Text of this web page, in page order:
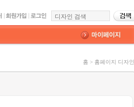
홈 > 홈페이지 디자인